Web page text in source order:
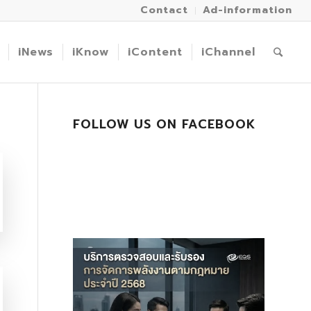
Contact Ad-information
iNews iKnow iContent iChannel
FOLLOW US ON FACEBOOK